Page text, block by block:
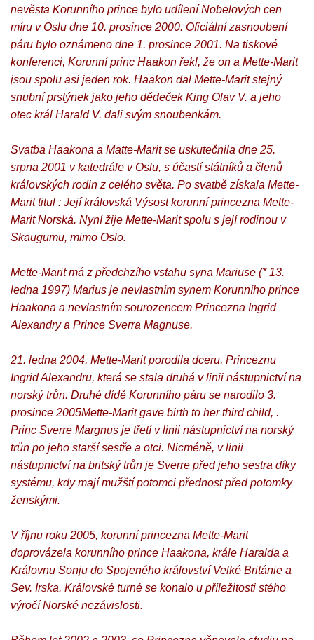
nevěsta Korunního prince bylo udílení Nobelových cen
míru v Oslu dne 10. prosince 2000. Oficiální zasnoubení
páru bylo oznámeno dne 1. prosince 2001. Na tiskové
konferenci, Korunní princ Haakon řekl, že on a Mette-Marit
jsou spolu asi jeden rok. Haakon dal Mette-Marit stejný
snubní prstýnek jako jeho dědeček King Olav V. a jeho
otec král Harald V. dali svým snoubenkám.
Svatba Haakona a Matte-Marit se uskutečnila dne 25.
srpna 2001 v katedrále v Oslu, s účastí státníků a členů
královských rodin z celého světa. Po svatbě získala Mette-
Marit titul : Její královská Výsost korunní princezna Mette-
Marit Norská. Nyní žije Mette-Marit spolu s její rodinou v
Skaugumu, mimo Oslo.
Mette-Marit má z předchzího vstahu syna Mariuse (* 13.
ledna 1997) Marius je nevlastním synem Korunního prince
Haakona a nevlastním sourozencem Princezna Ingrid
Alexandry a Prince Sverra Magnuse.
21. ledna 2004, Mette-Marit porodila dceru, Princeznu
Ingrid Alexandru, která se stala druhá v linii nástupnictví na
norský trůn. Druhé dídě Korunního páru se narodilo 3.
prosince 2005Mette-Marit gave birth to her third child, .
Princ Sverre Margnus je třetí v linii nástupnictví na norský
trůn po jeho starší sestře a otci. Nicméně, v linii
nástupnictví na britský trůn je Sverre před jeho sestra díky
systému, kdy mají mužští potomci přednost před potomky
ženskými.
V říjnu roku 2005, korunní princezna Mette-Marit
doprovázela korunního prince Haakona, krále Haralda a
Královnu Sonju do Spojeného království Velké Británie a
Sev. Irska. Královské turné se konalo u příležitosti stého
výročí Norské nezávislosti.